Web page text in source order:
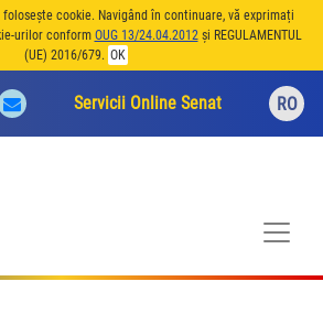
cookie. Navigând în continuare, vă exprimați
urilor conform OUG 13/24.04.2012și REGULAMENTUL
(UE) 2016/679. OK
Servicii Online Senat RO